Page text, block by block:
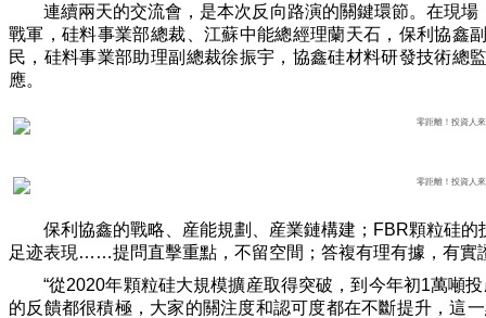
連續兩天的交流會，是本次反向路演的關鍵環節。在現
戰軍，硅料事業部總裁、江蘇中能總經理蘭天石，保利協鑫
民，硅料事業部助理副總裁徐振宇，協鑫硅材料研發技術總
應。
保利協鑫的戰略、産能規劃、産業鏈構建；FBR顆粒硅
足迹表現……提問直擊重點，不留空間；答複有理有據，有實
“從2020年顆粒硅大規模擴産取得突破，到今年初1萬噸
的反饋都很積極，大家的關注度和認可度都在不斷提升，這